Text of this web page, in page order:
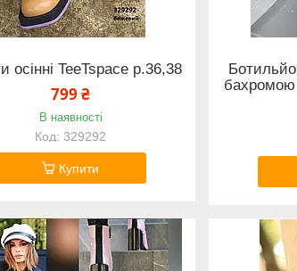
осінні TeeTspace р.36,38
799 ₴
В наявності
329292
Купити
бахромою